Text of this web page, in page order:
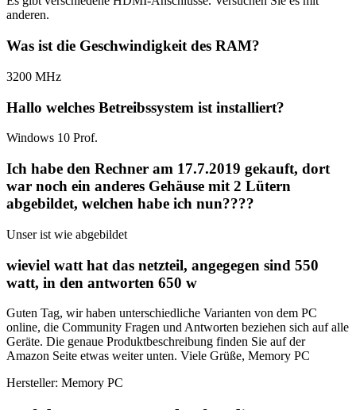
anderen.
Was ist die Geschwindigkeit des RAM?
3200 MHz
Hallo welches Betreibssystem ist installiert?
Windows 10 Prof.
Ich habe den Rechner am 17.7.2019 gekauft, dort
war noch ein anderes Gehäuse mit 2 Lütern
abgebildet, welchen habe ich nun????
Unser ist wie abgebildet
wieviel watt hat das netzteil, angegegen sind 550
watt, in den antworten 650 w
Guten Tag, wir haben unterschiedliche Varianten von dem PC
online, die Community Fragen und Antworten beziehen sich auf alle
Geräte. Die genaue Produktbeschreibung finden Sie auf der
Amazon Seite etwas weiter unten. Viele Grüße, Memory PC
Hersteller: Memory PC